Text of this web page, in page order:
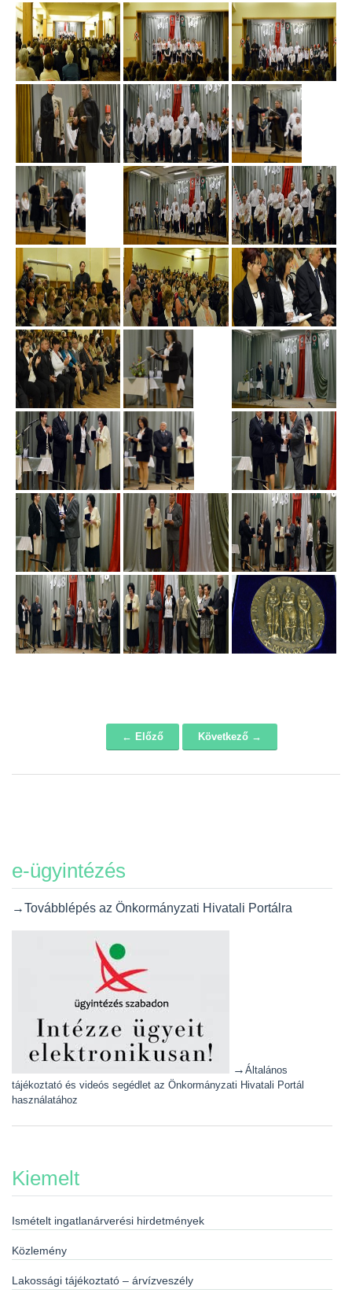
← Előző Következő →
e-ügyintézés
→Továbblépés az Önkormányzati Hivatali Portálra
→ Általános
tájékoztató és videós segédlet az Önkormányzati Hivatali Portál
használatához
Kiemelt
Ismételt ingatlanárverési hirdetmények
Közlemény
Lakossági tájékoztató – árvízveszély